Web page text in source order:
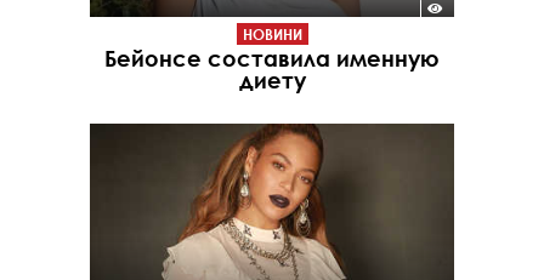
НОВИНИ
Бейонсе составила именную
диету